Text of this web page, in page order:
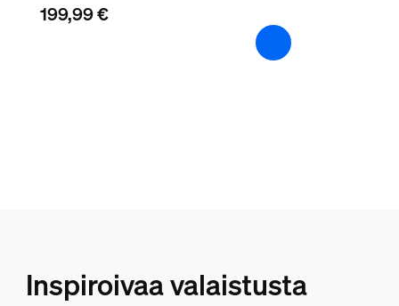
Epäsuora valo
Kyllä
199,99 €
Inspiroivaa valaistusta